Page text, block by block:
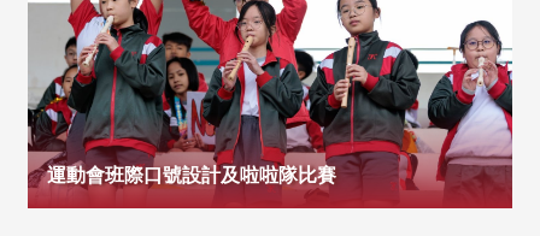
運動會班際口號設計及啦啦隊比賽